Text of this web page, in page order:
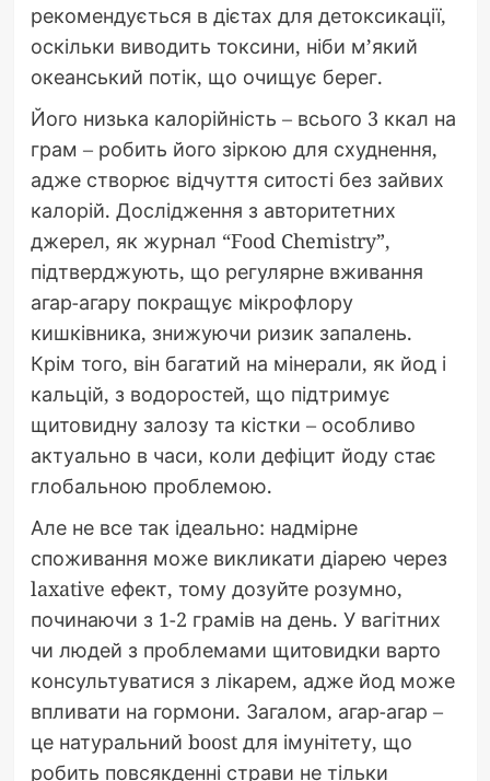
рекомендується в дієтах для детоксикації,
оскільки виводить токсини, ніби м’який
океанський потік, що очищує берег.
Його низька калорійність – всього 3 ккал на
грам – робить його зіркою для схуднення,
адже створює відчуття ситості без зайвих
калорій. Дослідження з авторитетних
джерел, як журнал “Food Chemistry”,
підтверджують, що регулярне вживання
агар-агару покращує мікрофлору
кишківника, знижуючи ризик запалень.
Крім того, він багатий на мінерали, як йод і
кальцій, з водоростей, що підтримує
щитовидну залозу та кістки – особливо
актуально в часи, коли дефіцит йоду стає
глобальною проблемою.
Але не все так ідеально: надмірне
споживання може викликати діарею через
laxative ефект, тому дозуйте розумно,
починаючи з 1-2 грамів на день. У вагітних
чи людей з проблемами щитовидки варто
консультуватися з лікарем, адже йод може
впливати на гормони. Загалом, агар-агар –
це натуральний boost для імунітету, що
робить повсякденні страви не тільки